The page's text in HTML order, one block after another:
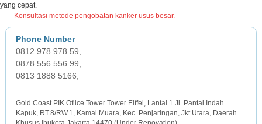
yang cepat.
Konsultasi metode pengobatan kanker usus besar.
0812 978 978 59,
0878 556 556 99,
0813 1888 5166,
Gold Coast PIK Ofiice Tower Tower Eiffel, Lantai 1 Jl. Pantai Indah
Kapuk, RT.8/RW.1, Kamal Muara, Kec. Penjaringan, Jkt Utara, Daerah